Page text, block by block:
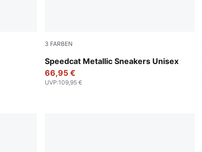
3 FARBEN
Speedcat Metallic Sneakers Unisex
PUMA Silver-PUMA Black
66,95 €
UVP:109,95 €